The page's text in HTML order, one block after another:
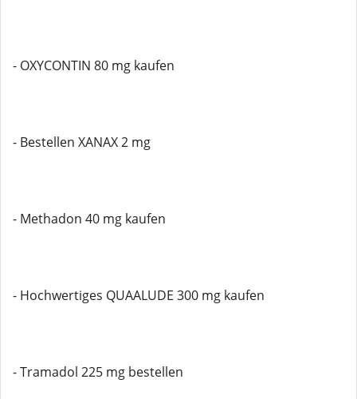
- OXYCONTIN 80 mg kaufen
- Bestellen XANAX 2 mg
- Methadon 40 mg kaufen
- Hochwertiges QUAALUDE 300 mg kaufen
- Tramadol 225 mg bestellen